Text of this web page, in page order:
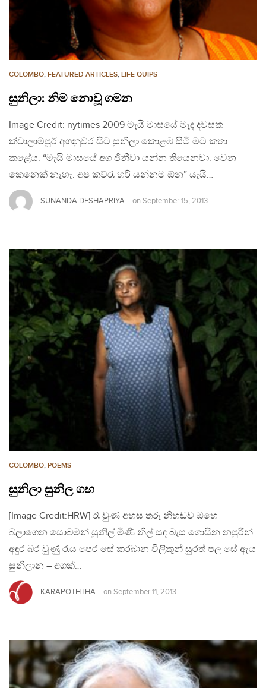
COLOMBO, FEATURED ARTICLES, LIFE QUIPS
සුනිලා: නිම නොවූ ගමන
Image Credit: nytimes 2009 මැයි මාසයේ මැද දවසක
ක්වාලාම්පූර් අගනුවර සිට සුනිලා කොළඹ සිටි මට කතා
කළේය. “මැයි මාසයේ අග ජිනීවා යන්න තියෙනවා. වෙන
කෙනෙක් නැහැ. අප කව්රැ හරි යන්නම ඕන” යැයි…
SUNANDA DESHAPRIYA on September 15, 2013
COLOMBO, POEMS
සුනිලා සුනිල ගඟ
[Image Credit:HRW] රෑ වුණ අහස තරු නිහඬව ඔහෙ
බලාගෙන සොබමන් සුනිල් මිණි නිල් සඳ බැස ගොසින නපුරින්
අඳුර බර වුණු රැය පෙර සේ කරබාන විලිකුන් සුරත් පල සේ ඇය
සුනිලාන – අගක්…
KARAPOTHTHA on September 11, 2013